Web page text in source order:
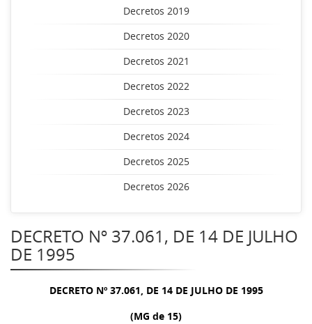
Decretos 2019
Decretos 2020
Decretos 2021
Decretos 2022
Decretos 2023
Decretos 2024
Decretos 2025
Decretos 2026
DECRETO Nº 37.061, DE 14 DE JULHO
DE 1995
DECRETO Nº 37.061, DE 14 DE JULHO DE 1995
(MG de 15)